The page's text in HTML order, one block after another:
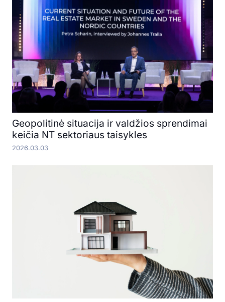
Geopolitinė situacija ir valdžios sprendimai
keičia NT sektoriaus taisykles
2026.03.03